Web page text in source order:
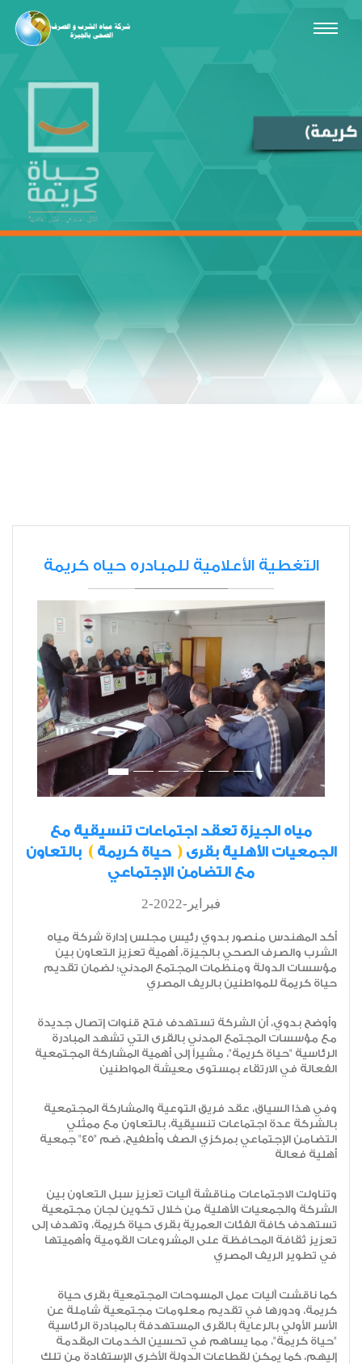
التغطية الأعلامية للمبادره حياه كريمة
مياه الجيزة تعقد اجتماعات تنسيقية مع
الجمعيات الأهلية بقرى(حياة كريمة )بالتعاون
مع التضامن الإجتماعي
2-فبراير-2022
أكد المهندس منصور بدوي رئيس مجلس إدارة شركة مياه
الشرب والصرف الصحي بالجيزة، أهمية تعزيز التعاون بين
مؤسسات الدولة ومنظمات المجتمع المدني؛ لضمان تقديم
حياة كريمة للمواطنين بالريف المصري
وأوضح بدوي، أن الشركة تستهدف فتح قنوات إتصال جديدة
مع مؤسسات المجتمع المدني بالقرى التي تشهد المبادرة
الرئاسية "حياة كريمة"، مشيراً إلى أهمية المشاركة المجتمعية
الفعالة في الارتقاء بمستوى معيشة المواطنين
وفي هذا السياق، عقد فريق التوعية والمشاركة المجتمعية
بالشركة عدة اجتماعات تنسيقية، بالتعاون مع ممثلي
التضامن الإجتماعي بمركزي الصف وأطفيح، ضم "٤٥" جمعية
أهلية فعالة
وتناولت الاجتماعات مناقشة آليات تعزيز سبل التعاون بين
الشركة والجمعيات الأهلية من خلال تكوين لجان مجتمعية
تستهدف كافة الفئات العمرية بقرى حياة كريمة، وتهدف إلى
تعزيز ثقافة المحافظة على المشروعات القومية وأهميتها
في تطوير الريف المصري
كما ناقشت آليات عمل المسوحات المجتمعية بقرى حياة
كريمة، ودورها في تقديم معلومات مجتمعية شاملة عن
الأسر الأولي بالرعاية بالقرى المستهدفة بالمبادرة الرئاسية
"حياة كريمة"، مما يساهم في تحسين الخدمات المقدمة
إليهم، كما يمكن لقطاعات الدولة الأخرى الإستفادة من تلك